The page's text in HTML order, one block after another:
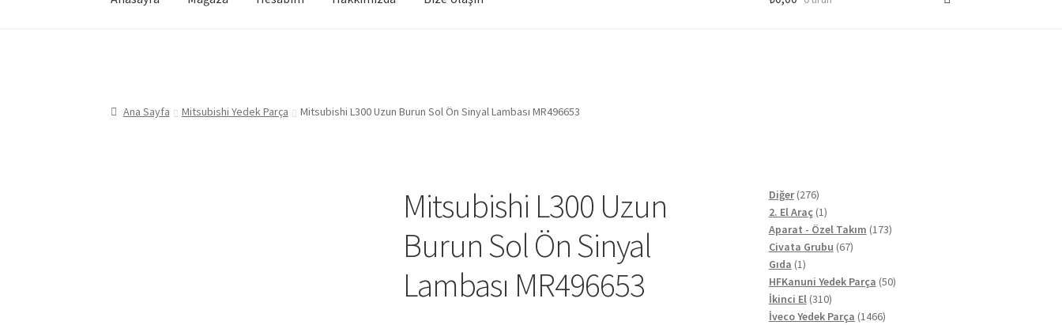
Ana Sayfa Mitsubishi Yedek Parça Mitsubishi L300 Uzun Burun Sol Ön Sinyal Lambası MR496653
Mitsubishi L300 Uzun
Burun Sol Ön Sinyal
Lambası MR496653
Diğer 276276
ürün
2. El Araç 11
ürün
Aparat - Özel Takım 173173
Civata Grubu 6767
Gıda 11
ürün
HFKanuni Yedek Parça 5050
İkinci El 310310
ürün
İveco Yedek Parça 14661466